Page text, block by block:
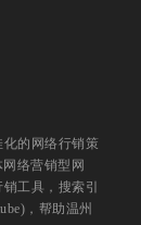
的网络行销策
络营销型网
工具，搜索引
，帮助温州